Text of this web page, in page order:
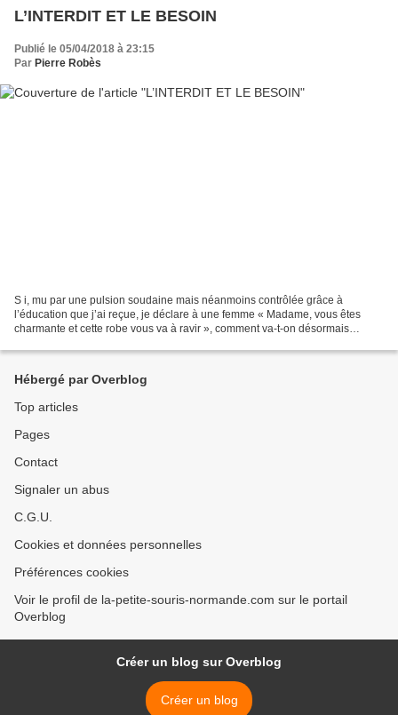
L’INTERDIT ET LE BESOIN
Publié le 05/04/2018 à 23:15
Par Pierre Robès
S i, mu par une pulsion soudaine mais néanmoins contrôlée grâce à
l’éducation que j’ai reçue, je déclare à une femme « Madame, vous êtes
charmante et cette robe vous va à ravir », comment va-t-on désormais
Hébergé par Overblog
Top articles
Pages
Contact
Signaler un abus
C.G.U.
Cookies et données personnelles
Préférences cookies
Voir le profil de la-petite-souris-normande.com sur le portail
Overblog
Créer un blog sur Overblog
Créer un blog